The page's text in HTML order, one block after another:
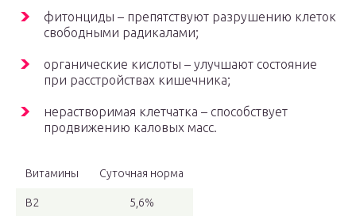
фитонциды – препятствуют разрушению клеток
свободными радикалами;
органические кислоты – улучшают состояние
при расстройствах кишечника;
нерастворимая клетчатка – способствует
продвижению каловых масс.
Витамины Суточная норма
В2 5,6%